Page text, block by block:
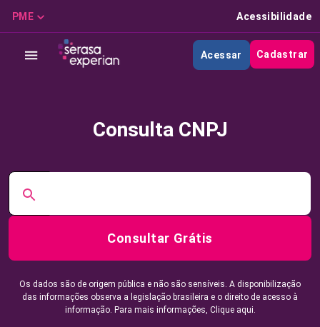
PME Acessibilidade
Acessar Cadastrar
Consulta CNPJ
Consultar Grátis
Os dados são de origem pública e não são sensíveis. A disponibilização
das informações observa a legislação brasileira e o direito de acesso à
informação. Para mais informações, Clique aqui.